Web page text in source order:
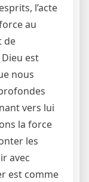
l’acte
au
de
est
nous
vers lui
la force
les
avec
est comme